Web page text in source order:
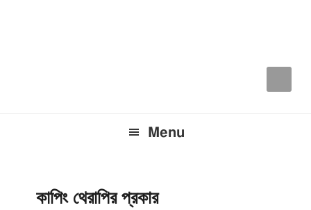
Menu
কাপিং থেরাপির প্রকার